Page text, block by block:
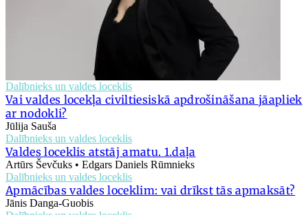
Dalībnieks un valdes loceklis
Vai valdes locekļa civiltiesiskā apdrošināšana jāapliek
ar nodokli?
Jūlija Sauša
Dalībnieks un valdes loceklis
Valdes loceklis atstāj amatu. 1.daļa
Artūrs Ševčuks • Edgars Daniels Rūmnieks
Dalībnieks un valdes loceklis
Apmācības valdes loceklim: vai drīkst tās apmaksāt?
Jānis Danga-Guobis